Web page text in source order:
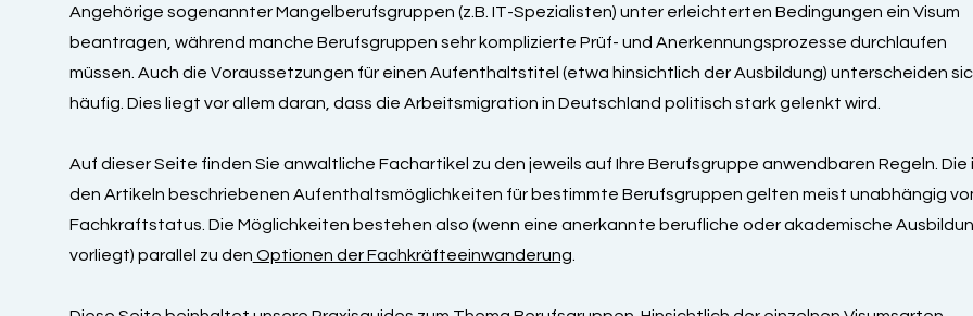
Angehörige sogenannter Mangelberufsgruppen (z.B. IT-Spezialisten) unter erleichterten Bedingungen ein Visum
beantragen, während manche Berufsgruppen sehr komplizierte Prüf- und Anerkennungsprozesse durchlaufen
müssen. Auch die Voraussetzungen für einen Aufenthaltstitel (etwa hinsichtlich der Ausbildung) unterscheiden
häufig. Dies liegt vor allem daran, dass die Arbeitsmigration in Deutschland politisch stark gelenkt wird.
Auf dieser Seite finden Sie anwaltliche Fachartikel zu den jeweils auf Ihre Berufsgruppe anwendbaren Regeln. Die
den Artikeln beschriebenen Aufenthaltsmöglichkeiten für bestimmte Berufsgruppen gelten meist unabhängig
Fachkraftstatus. Die Möglichkeiten bestehen also (wenn eine anerkannte berufliche oder akademische
vorliegt) parallel zu den Optionen der Fachkräfteeinwanderung